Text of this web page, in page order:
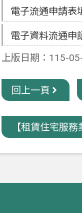
電子流通申請表
電子資料流通申
上版日期：115-
回上一頁
【租賃住宅服務